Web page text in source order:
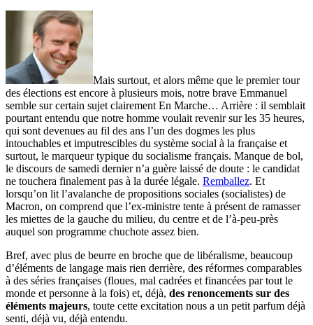
Mais surtout, et alors même que le premier tour
des élections est encore à plusieurs mois, notre brave Emmanuel
semble sur certain sujet clairement En Marche… Arrière : il semblait
pourtant entendu que notre homme voulait revenir sur les 35 heures,
qui sont devenues au fil des ans l’un des dogmes les plus
intouchables et imputrescibles du système social à la française et
surtout, le marqueur typique du socialisme français. Manque de bol,
le discours de samedi dernier n’a guère laissé de doute : le candidat
ne touchera finalement pas à la durée légale. Remballez. Et
lorsqu’on lit l’avalanche de propositions sociales (socialistes) de
Macron, on comprend que l’ex-ministre tente à présent de ramasser
les miettes de la gauche du milieu, du centre et de l’à-peu-près
auquel son programme chuchote assez bien.
Bref, avec plus de beurre en broche que de libéralisme, beaucoup
d’éléments de langage mais rien derrière, des réformes comparables
à des séries françaises (floues, mal cadrées et financées par tout le
monde et personne à la fois) et, déjà, des renoncements sur des
éléments majeurs, toute cette excitation nous a un petit parfum déjà
senti, déjà vu, déjà entendu.